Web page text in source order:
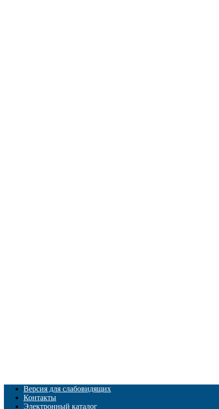
Версия для слабовидящих
Контакты
Электронный каталог